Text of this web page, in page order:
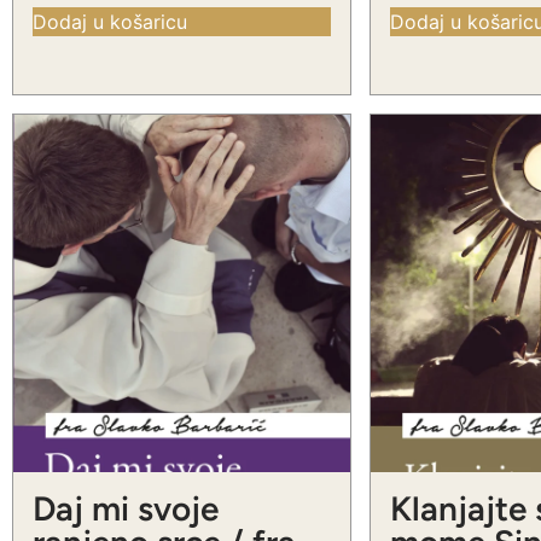
Dodaj u košaricu Dodaj u
Daj mi svoje
Klanjajte